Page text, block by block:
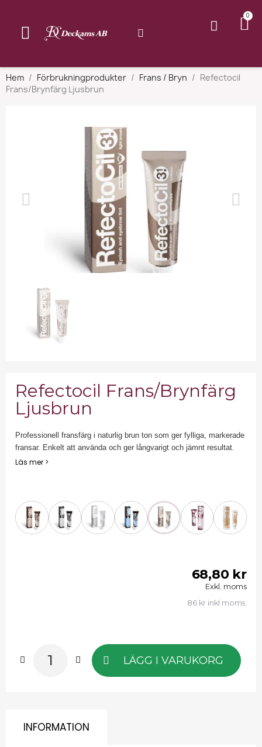
Hem Förbrukningprodukter Frans / Bryn
Refectocil
Frans/Brynfärg Ljusbrun
Refectocil Frans/Brynfärg
Ljusbrun
Professionell fransfärg i naturlig brun ton som ger fylliga, markerade
fransar. Enkelt att använda och ger långvarigt och jämnt resultat.
Läs mer >
68,80 kr
Exkl. moms
86 kr inkl moms.
LÄGG I VARUKORG
INFORMATION